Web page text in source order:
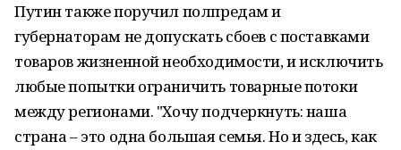
Путин также поручил полпредам и
губернаторам не допускать сбоев с поставками
товаров жизненной необходимости, и исключить
любые попытки ограничить товарные потоки
между регионами. "Хочу подчеркнуть: наша
страна – это одна большая семья. Но и здесь, как